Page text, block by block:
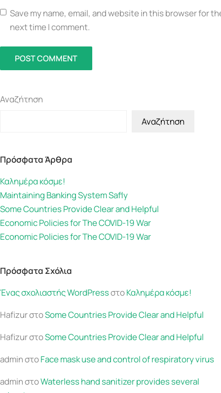
Save my name, email, and website in this browser for
next time I comment.
POST COMMENT
Αναζήτηση
Αναζήτηση
Πρόσφατα Άρθρα
Καλημέρα κόσμε!
Maintaining Banking System Safly
Some Countries Provide Clear and Helpful
Economic Policies for The COVID-19 War
Economic Policies for The COVID-19 War
Πρόσφατα Σχόλια
Ένας σχολιαστής WordPressστοΚαλημέρα κόσμε!
HafizurστοSome Countries Provide Clear and Helpful
HafizurστοSome Countries Provide Clear and Helpful
adminστοFace mask use and control of respiratory virus
adminστοWaterless hand sanitizer provides several